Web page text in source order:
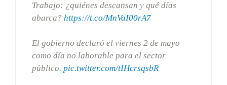
Trabajo: ¿quiénes descansan y qué días
abarca? https://t.co/MnVaI00rA7
El gobierno declaró el viernes 2 de mayo
como día no laborable para el sector
público. pic.twitter.com/tIHcrsqsbR